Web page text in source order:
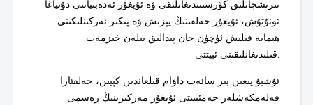
تىرىشچانلىق كۆرسىتىدىغانلىقى ۋە ئۇيغۇر ئەدەبىياتنى دۇنياغا
تونۇتۇش، ئۇيغۇر خەلقىنىڭ يېزىش ۋە پىكىر ئەركىنلىكىنى
ھىمايە قىلىش ئۈچۈن جان پىدالىق بىلەن خىزمەت
قىلىدىغانلىقىنى ئېيتتى.
ئۇشبۇ يىغىن بىر سائەت داۋام قىلغاندىن كېيىن، خەلقئارا
قەلەمكەشلەر جەمئىيىتى ئۇيغۇر مەركىزىنىڭ رەسمى